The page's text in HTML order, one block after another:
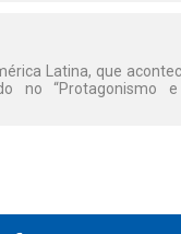
Latina, que
“Protagonismo e